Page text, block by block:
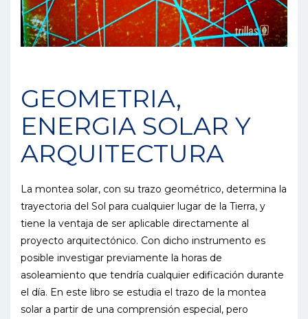
GEOMETRIA,
ENERGIA SOLAR Y
ARQUITECTURA
La montea solar, con su trazo geométrico, determina la
trayectoria del Sol para cualquier lugar de la Tierra, y
tiene la ventaja de ser aplicable directamente al
proyecto arquitectónico. Con dicho instrumento es
posible investigar previamente la horas de
asoleamiento que tendría cualquier edificación durante
el día. En este libro se estudia el trazo de la montea
solar a partir de una comprensión especial, pero